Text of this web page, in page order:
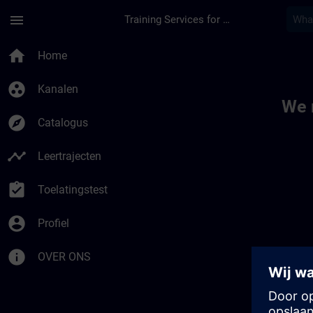
menu Training Services for Digital Industries
home Home
group_work Kanalen
explore Catalogus
timeline Leertrajecten
assignment_turned_in Toelatingstest
account_circle Profiel
info OVER ONS
We